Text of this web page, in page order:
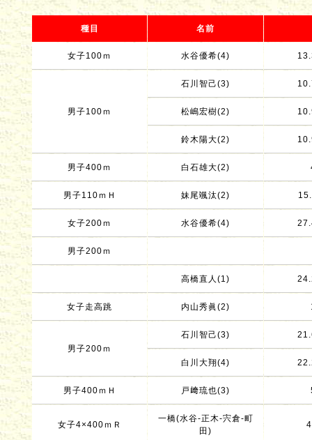
種目 名前
女子100ｍ 水谷優希(4)
男子100ｍ
石川智己(3)
松嶋宏樹(2)
鈴木陽大(2)
男子400ｍ 白石雄大(2)
男子110ｍＨ 妹尾颯汰(2)
女子200ｍ 水谷優希(4)
男子200ｍ
高橋直人(1)
女子走高跳 内山秀眞(2)
男子200ｍ
石川智己(3)
白川大翔(4)
男子400ｍＨ 戸﨑琉也(3)
女子4×400ｍＲ
一橋(水谷-正木-宍倉-町
田)